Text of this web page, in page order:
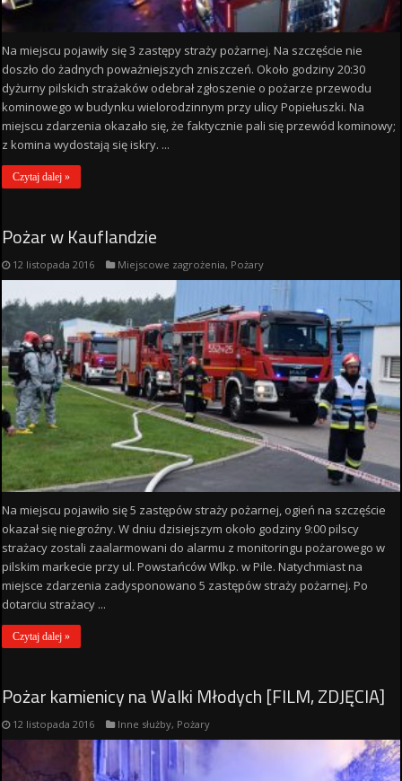
Na miejscu pojawiły się 3 zastępy straży pożarnej. Na szczęście nie
doszło do żadnych poważniejszych zniszczeń. Około godziny 20:30
dyżurny pilskich strażaków odebrał zgłoszenie o pożarze przewodu
kominowego w budynku wielorodzinnym przy ulicy Popiełuszki. Na
miejscu zdarzenia okazało się, że faktycznie pali się przewód kominowy;
z komina wydostają się iskry. ...
Czytaj dalej »
Pożar w Kauflandzie
12 listopada 2016 Miejscowe zagrożenia, Pożary
Na miejscu pojawiło się 5 zastępów straży pożarnej, ogień na szczęście
okazał się niegroźny. W dniu dzisiejszym około godziny 9:00 pilscy
strażacy zostali zaalarmowani do alarmu z monitoringu pożarowego w
pilskim markecie przy ul. Powstańców Wlkp. w Pile. Natychmiast na
miejsce zdarzenia zadysponowano 5 zastępów straży pożarnej. Po
dotarciu strażacy ...
Czytaj dalej »
Pożar kamienicy na Walki Młodych [FILM, ZDJĘCIA]
12 listopada 2016 Inne służby, Pożary